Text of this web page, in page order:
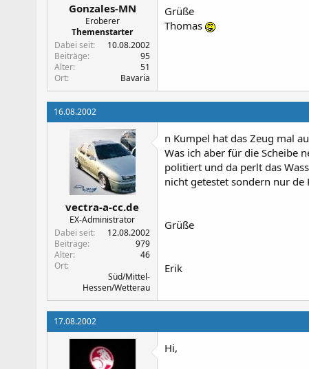
Gonzales-MN
Eroberer
Themenstarter
Dabei seit
10.08.2002
Beiträge
95
Alter
51
Ort
Bavaria
Grüße
Thomas
16.08.2002
vectra-a-cc.de
EX-Administrator
Dabei seit
12.08.2002
Beiträge
979
Alter
46
Ort
Süd/Mittel-
Hessen/Wetterau
n Kumpel hat das Zeug mal
Was ich aber für die Scheibe
politiert und da perlt das
nicht getestet sondern nur de
Grüße
Erik
17.08.2002
Hi,